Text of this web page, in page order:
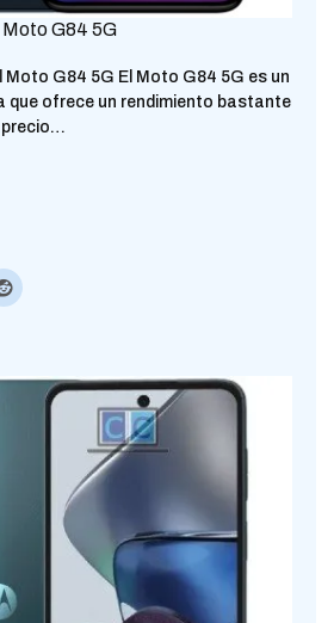
G84 5G
Moto G84 5G El Moto G84 5G es un
que ofrece un rendimiento bastante
precio…